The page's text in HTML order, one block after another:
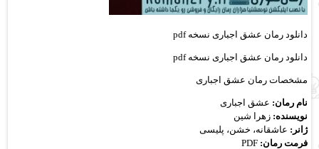
دانلود رمان عشق اجباری نسخه pdf
دانلود رمان عشق اجباری نسخه pdf
مشخصات رمان عشق اجباری
نام رمان: عشق اجباری
نویسنده: زهرا شین
ژانر: عاشقانه، خشن، پلیسی
فرمت رمان: